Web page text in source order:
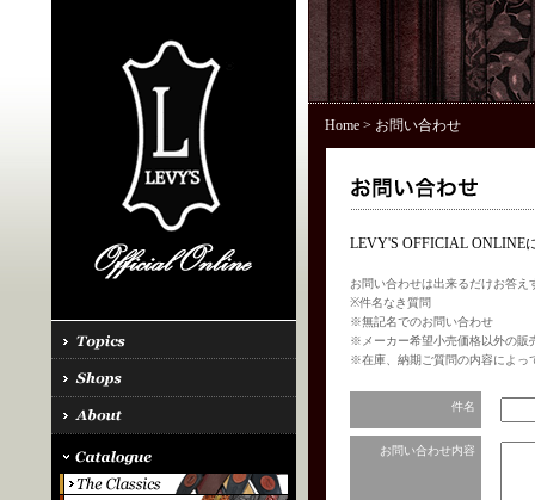
Home> お問い合わせ
LEVY'S OFFICIAL ONLINE
お問い合わせは出来るだけお答
※件名なき質問
※無記名でのお問い合わせ
※メーカー希望小売価格以外の販
※在庫、納期ご質問の内容によっ
件名
お問い合わせ内容